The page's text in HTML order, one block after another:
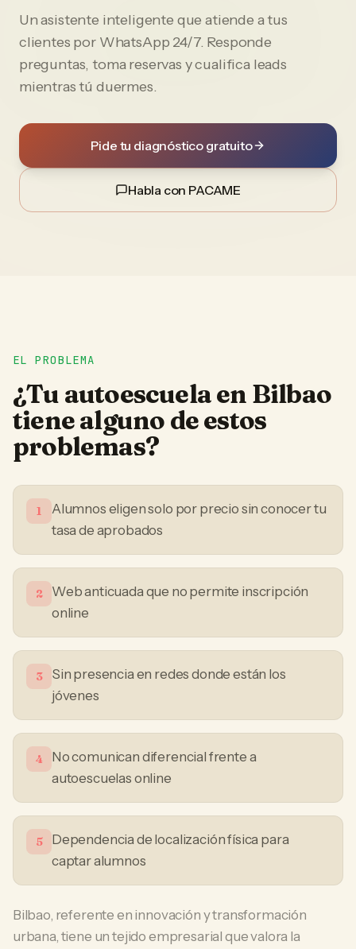
Un asistente inteligente que atiende a tus
clientes por WhatsApp 24/7. Responde
preguntas, toma reservas y cualifica leads
mientras tú duermes.
Pide tu diagnóstico gratuito
Habla con PACAME
EL PROBLEMA
¿Tu autoescuelaen Bilbao
tiene alguno de estos
problemas?
1
Alumnos eligen solo por precio sin conocer tu
tasa de aprobados
2
Web anticuada que no permite inscripción
online
3
Sin presencia en redes donde están los
jóvenes
4
No comunican diferencial frente a
autoescuelas online
5
Dependencia de localización física para
captar alumnos
Bilbao, referente en innovación y transformación
urbana, tiene un tejido empresarial que valora la